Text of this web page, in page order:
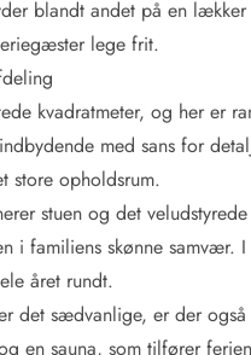
blandt andet på en
lege frit.
kvadratmeter, og her er
med sans for
store opholdsrum.
stuen og det
familiens skønne samvær. I
året rundt.
det sædvanlige, er der
en sauna, som tilfører